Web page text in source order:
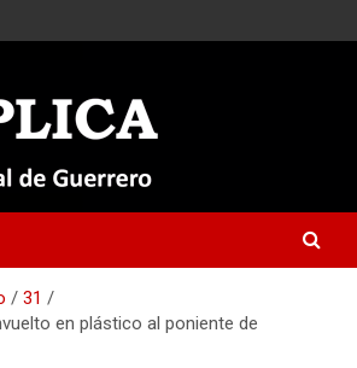
31
en plástico al poniente de